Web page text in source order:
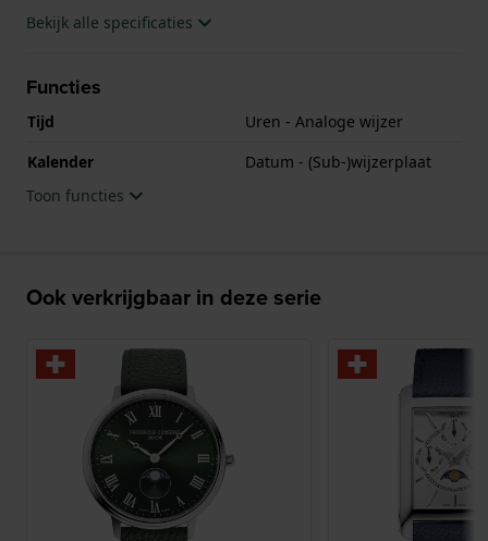
Bekijk alle specificaties
Functies
Tijd
Uren - Analoge wijzer
Kalender
Datum - (Sub-)wijzerplaat
Toon functies
Ook verkrijgbaar in deze serie